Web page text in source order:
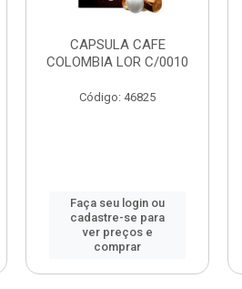
CAPSULA CAFE
COLOMBIA LOR C/0010
Código: 46825
Faça seu login ou
cadastre-se para
ver preços e
comprar